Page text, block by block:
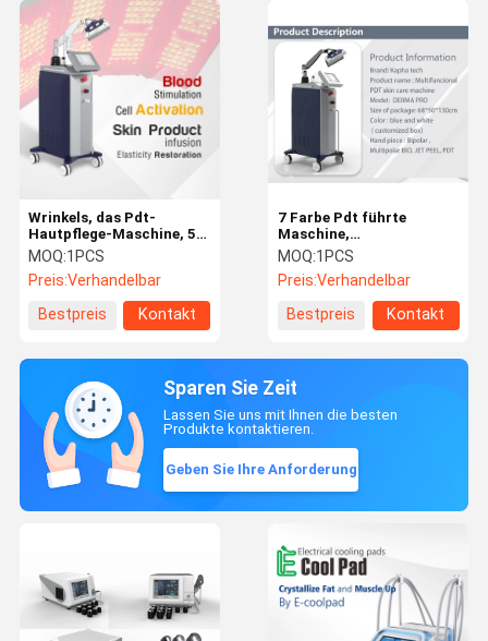
Wrinkels, das Pdt-
Hautpflege-Maschine, 5
Farbrote blaue gelbe
Gesichtslichttherapie-
Maschine entfernt
MOQ:1PCS
Preis:Verhandelbar
Bestpreis
Kontakt
7 Farbe Pdt führte
Maschine,
Gesichtsausrüstung der
Hautpflege-650W kein
Stillstandszeit-einfacher
MOQ:1PCS
Preis:Verhandelbar
Bestpreis
Kontakt
Sparen Sie Zeit
Lassen Sie uns mit Ihnen die besten
Produkte kontaktieren.
Geben Sie Ihre Anforderung